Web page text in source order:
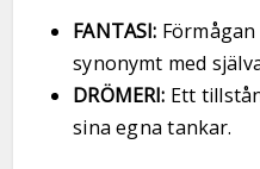
FANTASI:
synonymt med
DRÖMERI: Ett
sina egna tankar.